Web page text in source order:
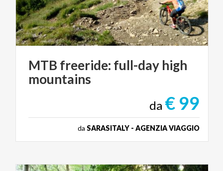
MTB freeride: full-day high
mountains
da € 99
da SARASITALY - AGENZIA VIAGGIO